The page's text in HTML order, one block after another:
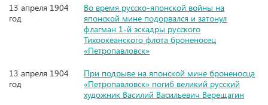
13 апреля 1904
год
Во время русско-японской войны на
японской мине подорвался и затонул
флагман 1-й эскадры русского
Тихоокеанского флота броненосец
«Петропавловск»
13 апреля 1904
год
При подрыве на японской мине броненосца
«Петропавловск» погиб великий русский
художник Василий Васильевич Верещагин